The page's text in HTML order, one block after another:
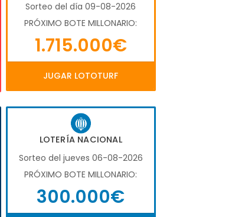
Sorteo del día 09-08-2026
PRÓXIMO BOTE MILLONARIO:
1.715.000€
JUGAR LOTOTURF
LOTERÍA NACIONAL
Sorteo del jueves 06-08-2026
PRÓXIMO BOTE MILLONARIO:
300.000€